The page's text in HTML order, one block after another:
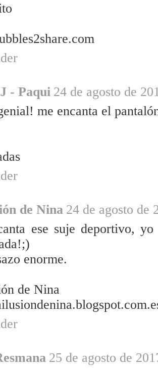
- Paqui 24 de agosto de
me encanta el
de Nina 24 de agosto de
ese suje deportivo,
enorme.
de Nina
25 de agosto de